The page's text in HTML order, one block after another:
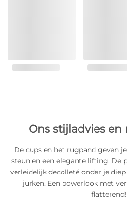
Ons stijladvies en
De cups en het rugpand geven
steun en een elegante lifting. De
verleidelijk decolleté onder je
jurken. Een powerlook met
flatterend!